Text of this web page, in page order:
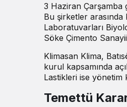
3 Haziran Çarşamba
Bu şirketler
Laboratuvarları
Söke Çimento
Klimasan Klima,
kurul kapsamında
Lastikleri ise yönetim
Temettü